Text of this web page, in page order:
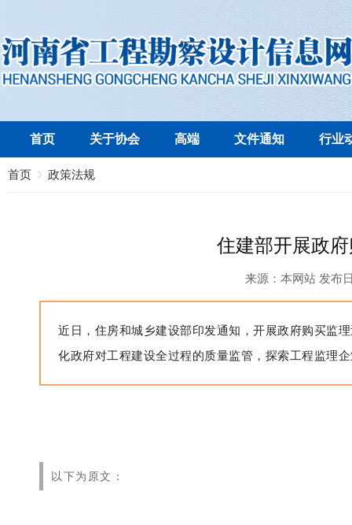
首页 关于协会 高端 文件通知 行业
首页 政策法规
住建部开展政
来源： 本网站 发布
近日，住房和城乡建设部印发通知，开展政府购买监
化政府对工程建设全过程的质量监管，探索工程监理
以下为原文：